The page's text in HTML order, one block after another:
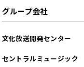
グループ会社
文化放送開発センター
セントラルミュージック